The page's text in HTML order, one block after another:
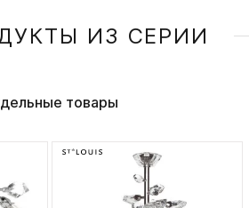
ИЗ СЕРИИ
товары